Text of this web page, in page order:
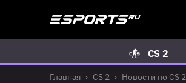
CS 2
Главная CS 2 Новости по CS 2